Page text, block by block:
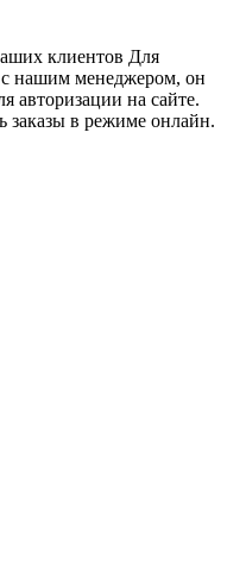
клиентов Для
с нашим менеджером, он
авторизации на сайте.
заказы в режиме онлайн.